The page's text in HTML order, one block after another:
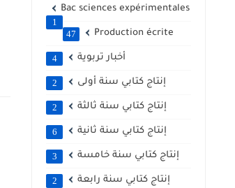
Bac sciences expérimentales
1
Production écrite
47
أخبار تربوية 4
إنتاج كتابي سنة أولى 2
إنتاج كتابي سنة ثالثة 2
إنتاج كتابي سنة ثانية 6
إنتاج كتابي سنة خامسة 3
إنتاج كتابي سنة رابعة 2